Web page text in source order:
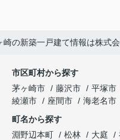
崎の新築一戸建て情報は株式
市区町村から探す
茅ヶ崎市
藤沢市 平塚市
綾瀬市
座間市 海老名市
町名から探す
淵野辺本町
松林 大庭